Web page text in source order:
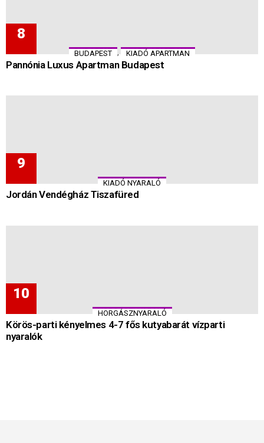
BUDAPEST , KIADÓ APARTMAN
Pannónia Luxus Apartman Budapest
KIADÓ NYARALÓ
Jordán Vendégház Tiszafüred
HORGÁSZNYARALÓ
Körös-parti kényelmes 4-7 fős kutyabarát vízparti
nyaralók